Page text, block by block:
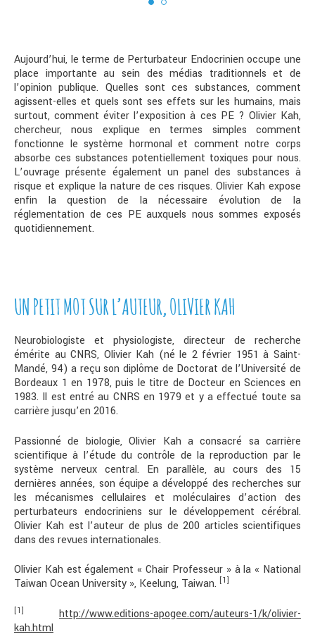
Aujourd’hui, le terme de Perturbateur Endocrinien occupe une
place importante au sein des médias traditionnels et de
l’opinion publique. Quelles sont ces substances, comment
agissent-elles et quels sont ses effets sur les humains, mais
surtout, comment éviter l’exposition à ces PE ? Olivier Kah,
chercheur, nous explique en termes simples comment
fonctionne le système hormonal et comment notre corps
absorbe ces substances potentiellement toxiques pour nous.
L’ouvrage présente également un panel des substances à
risque et explique la nature de ces risques. Olivier Kah expose
enfin la question de la nécessaire évolution de la
réglementation de ces PE auxquels nous sommes exposés
quotidiennement.
UN PETIT MOT SUR L’AUTEUR, OLIVIER KAH
Neurobiologiste et physiologiste, directeur de recherche
émérite au CNRS, Olivier Kah (né le 2 février 1951 à Saint-
Mandé, 94) a reçu son diplôme de Doctorat de l’Université de
Bordeaux 1 en 1978, puis le titre de Docteur en Sciences en
1983. Il est entré au CNRS en 1979 et y a effectué toute sa
carrière jusqu’en 2016.
Passionné de biologie, Olivier Kah a consacré sa carrière
scientifique à l’étude du contrôle de la reproduction par le
système nerveux central. En parallèle, au cours des 15
dernières années, son équipe a développé des recherches sur
les mécanismes cellulaires et moléculaires d’action des
perturbateurs endocriniens sur le développement cérébral.
Olivier Kah est l’auteur de plus de 200 articles scientifiques
dans des revues internationales.
Olivier Kah est également « Chair Professeur » à la « National
Taiwan Ocean University », Keelung, Taiwan. [1]
[1]
http://www.editions-apogee.com/auteurs-1/k/olivier-
kah.html